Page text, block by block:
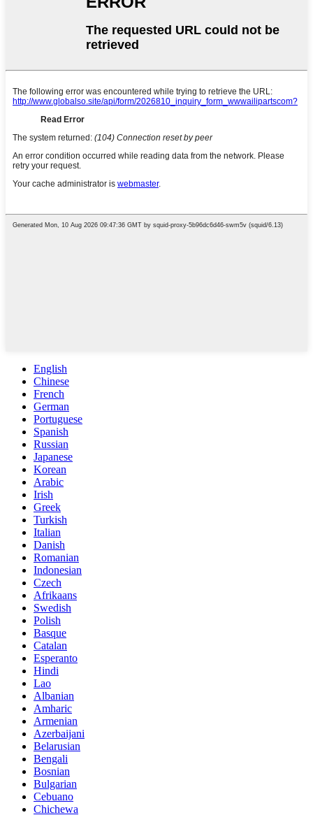
English
Chinese
French
German
Portuguese
Spanish
Russian
Japanese
Korean
Arabic
Irish
Greek
Turkish
Italian
Danish
Romanian
Indonesian
Czech
Afrikaans
Swedish
Polish
Basque
Catalan
Esperanto
Hindi
Lao
Albanian
Amharic
Armenian
Azerbaijani
Belarusian
Bengali
Bosnian
Bulgarian
Cebuano
Chichewa